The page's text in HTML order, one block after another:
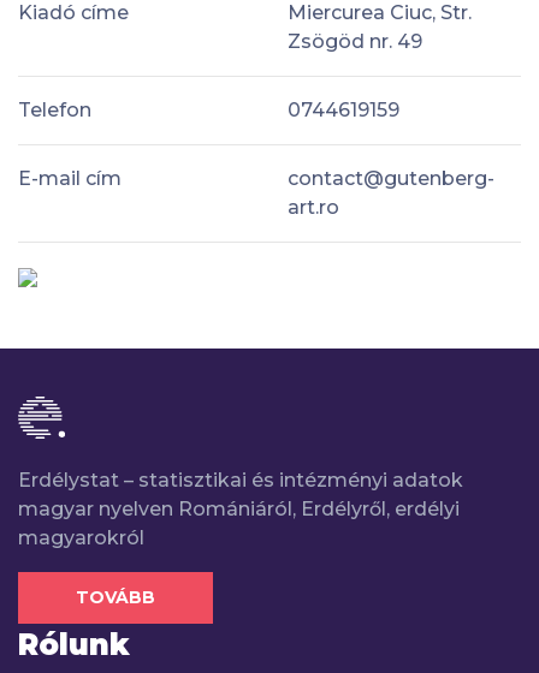
Kiadó címe
Miercurea Ciuc, Str.
Zsögöd nr. 49
Telefon 0744619159
E-mail cím
contact@gutenberg-
art.ro
Erdélystat – statisztikai és intézményi adatok
magyar nyelven Romániáról, Erdélyről, erdélyi
magyarokról
TOVÁBB
Rólunk